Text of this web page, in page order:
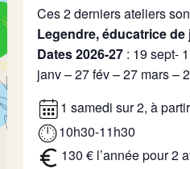
Ces 2 derniers ateliers
Legendre, éducatrice
Dates 2026-27 : 19 sept-
janv – 27 fév – 27 mars –
1 samedi sur 2, à
10h30-11h30
130 € l’année pour 2